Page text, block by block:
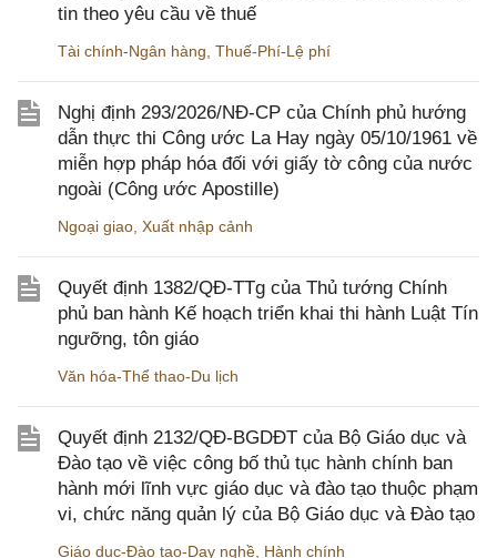
tin theo yêu cầu về thuế
Tài chính-Ngân hàng Thuế-Phí-Lệ phí
Nghị định 293/2026/NĐ-CP của Chính phủ hướng
dẫn thực thi Công ước La Hay ngày 05/10/1961 về
miễn hợp pháp hóa đối với giấy tờ công của nước
ngoài (Công ước Apostille)
Ngoại giao Xuất nhập cảnh
Quyết định 1382/QĐ-TTg của Thủ tướng Chính
phủ ban hành Kế hoạch triển khai thi hành Luật Tín
ngưỡng, tôn giáo
Văn hóa-Thể thao-Du lịch
Quyết định 2132/QĐ-BGDĐT của Bộ Giáo dục và
Đào tạo về việc công bố thủ tục hành chính ban
hành mới lĩnh vực giáo dục và đào tạo thuộc phạm
vi, chức năng quản lý của Bộ Giáo dục và Đào tạo
Giáo dục-Đào tạo-Dạy nghề Hành chính